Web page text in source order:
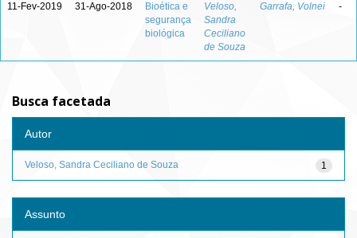
11-Fev-2019 31-Ago-2018
Bioética e
segurança
biológica
Veloso,
Sandra
Ceciliano
de Souza
Garrafa, Volnei -
Busca facetada
Autor
1
Veloso, Sandra Ceciliano de Souza
Assunto